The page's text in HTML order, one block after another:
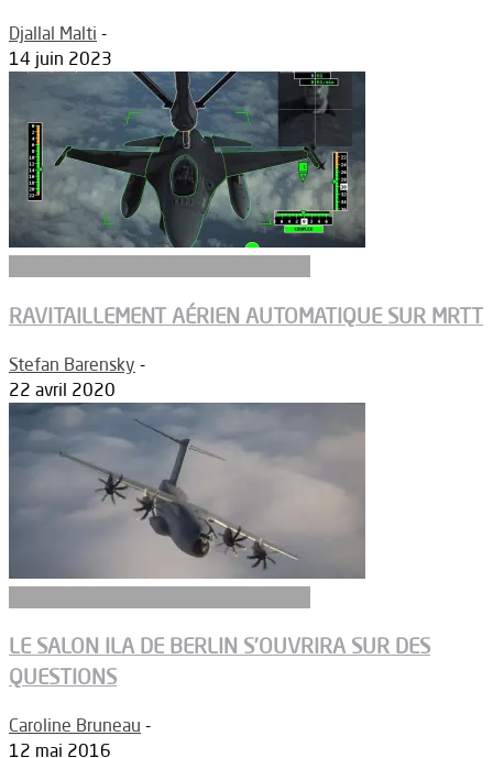
Djallal Malti -
14 juin 2023
RAVITAILLEMENT AÉRIEN AUTOMATIQUE SUR MRTT
Stefan Barensky -
22 avril 2020
LE SALON ILA DE BERLIN S’OUVRIRA SUR DES
QUESTIONS
Caroline Bruneau -
12 mai 2016